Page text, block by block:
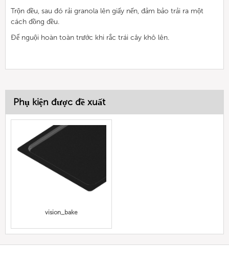
Trộn đều, sau đó rải granola lên giấy nến, đảm bảo trải ra một
cách đồng đều.
Để nguội hoàn toàn trước khi rắc trái cây khô lên.
Phụ kiện được đề xuất
vision_bake